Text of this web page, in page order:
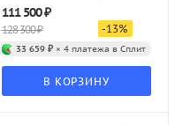
111 500₽
128 300₽ -13%
33 659 ₽× 4 платежа в Сплит
В КОРЗИНУ